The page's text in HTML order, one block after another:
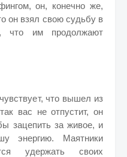
он, конечно же,
он взял свою судьбу в
что им продолжают
что вышел из
вас не отпустит, он
зацепить за живое, и
энергию. Маятники
удержать своих